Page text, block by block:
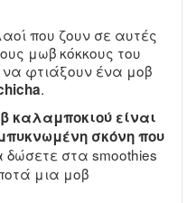
που ζουν σε αυτές
μωβ κόκκους του
φτιάξουν ένα μοβ
.
καλαμποκιού είναι
σκόνη που
δώσετε στα smoothies
μια μοβ